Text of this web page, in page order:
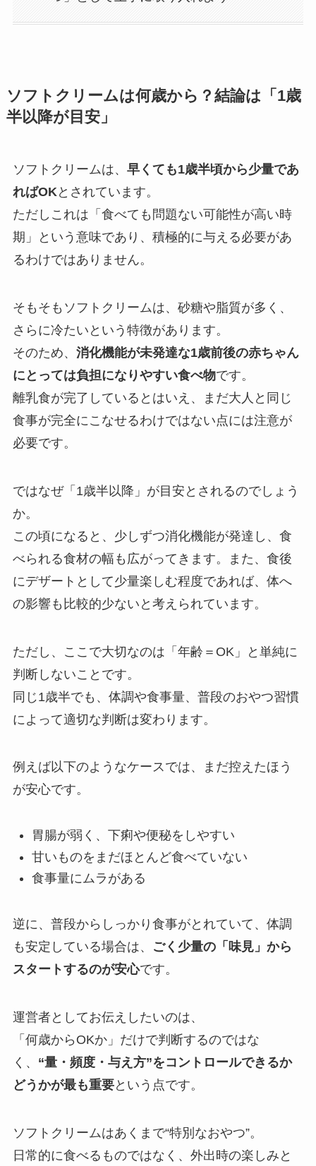
ソフトクリームは何歳から？結論は「1歳
半以降が目安」
ソフトクリームは、 早くても1歳半頃から少量であ
ればOKとされています。
ただしこれは「食べても問題ない可能性が高い時
期」という意味であり、積極的に与える必要があ
るわけではありません。
そもそもソフトクリームは、砂糖や脂質が多く、
さらに冷たいという特徴があります。
そのため、 消化機能が未発達な1歳前後の赤ちゃん
にとっては負担になりやすい食べ物です。
離乳食が完了しているとはいえ、まだ大人と同じ
食事が完全にこなせるわけではない点には注意が
必要です。
ではなぜ「1歳半以降」が目安とされるのでしょう
か。
この頃になると、少しずつ消化機能が発達し、食
べられる食材の幅も広がってきます。また、食後
にデザートとして少量楽しむ程度であれば、体へ
の影響も比較的少ないと考えられています。
ただし、ここで大切なのは「年齢＝OK」と単純に
判断しないことです。
同じ1歳半でも、体調や食事量、普段のおやつ習慣
によって適切な判断は変わります。
例えば以下のようなケースでは、まだ控えたほう
が安心です。
胃腸が弱く、下痢や便秘をしやすい
甘いものをまだほとんど食べていない
食事量にムラがある
逆に、普段からしっかり食事がとれていて、体調
も安定している場合は、
ごく少量の「味見」から
スタートするのが安心です。
運営者としてお伝えしたいのは、
「何歳からOKか」だけで判断するのではな
く、 “量・頻度・与え方”をコントロールできるか
どうかが最も重要という点です。
ソフトクリームはあくまで“特別なおやつ”。
日常的に食べるものではなく、外出時の楽しみと